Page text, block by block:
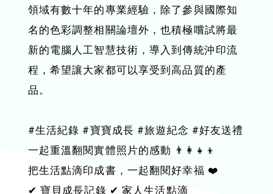
領域有數十年的專業經驗，除了參與國際知
名的色彩調整相關論壇外，也積極嚐試將最
新的電腦人工智慧技術，導入到傳統沖印流
程，希望讓大家都可以享受到高品質的產
品。
#生活紀錄 #寶寶成長 #旅遊紀念 #好友送禮
一起重溫翻閱實體照片的感動 👨‍👩‍👧‍👦
把生活點滴印成書，一起翻閱好幸福 ❤️
✔︎ 寶貝成長記錄 ✔︎ 家人生活點滴